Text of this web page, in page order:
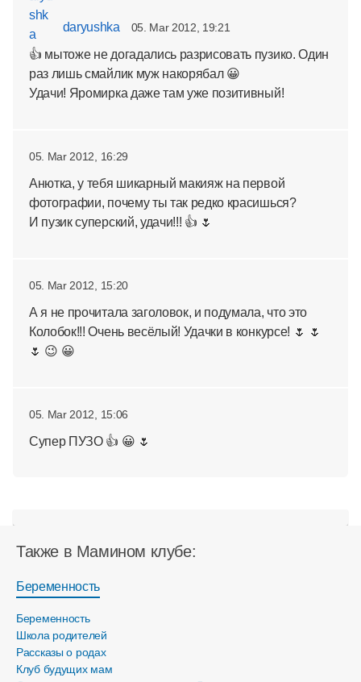
daryushka 05. Mar 2012, 19:21
👍 мытоже не догадались разрисовать пузико. Один
раз лишь смайлик муж накорябал 😀
Удачи! Яромирка даже там уже позитивный!
05. Mar 2012, 16:29
Анютка, у тебя шикарный макияж на первой
фотографии, почему ты так редко красишься?
И пузик суперский, удачи!!! 👍 🌷
05. Mar 2012, 15:20
А я не прочитала заголовок, и подумала, что это
Колобок!!! Очень весёлый! Удачки в конкурсе! 🌷 🌷
🌷 😉 😀
05. Mar 2012, 15:06
Супер ПУЗО 👍 😀 🌷
Также в Мамином клубе:
Беременность
Беременность
Школа родителей
Рассказы о родах
Клуб будущих мам